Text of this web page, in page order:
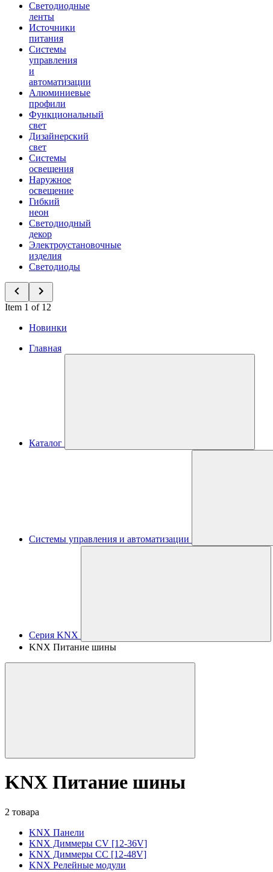
Светодиодные
ленты
Источники
питания
Системы
управления
и
автоматизации
Алюминиевые
профили
Функциональный
свет
Дизайнерский
свет
Системы
освещения
Наружное
освещение
Гибкий
неон
Светодиодный
декор
Электроустановочные
изделия
Светодиоды
Item 1 of 12
Новинки
Главная
Каталог
Системы управления и автоматизации
Серия KNX
KNX Питание шины
KNX Питание шины
2 товара
KNX Панели
KNX Диммеры CV [12-36V]
KNX Диммеры CC [12-48V]
KNX Релейные модули